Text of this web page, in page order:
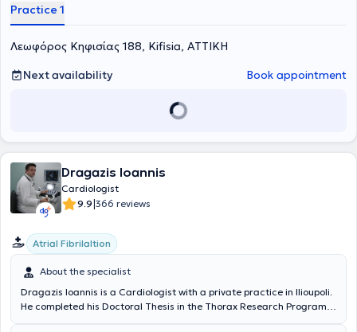
Practice 1
Λεωφόρος Κηφισίας 188, Kifisia, ΑΤΤΙΚΗ
Next availability
Book appointment
Dragazis Ioannis
Cardiologist
9.9|366 reviews
Atrial Fibrilaltion
About the specialist
Dragazis Ioannis is a Cardiologist with a private practice in Ilioupoli.
He completed his Doctoral Thesis in the Thorax Research Program